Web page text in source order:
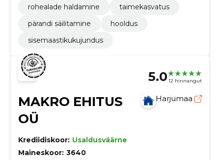
rohealade haldamine
taimekasvatus
pärandi säilitamine
hooldus
sisemaastikukujundus
5.0 12 hinnangut
MAKRO EHITUS
OÜ
Harjumaa
Krediidiskoor: Usaldusväärne
Maineskoor: 3640